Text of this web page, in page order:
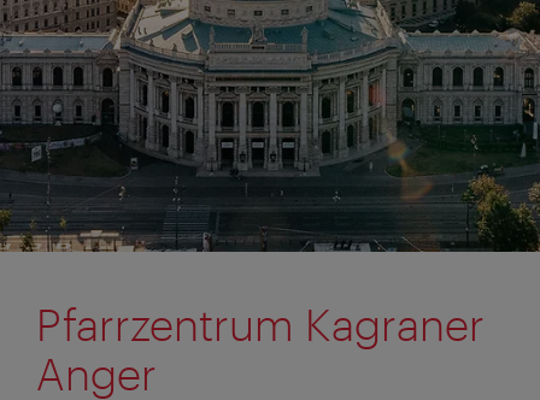
Pfarrzentrum Kagraner
Anger